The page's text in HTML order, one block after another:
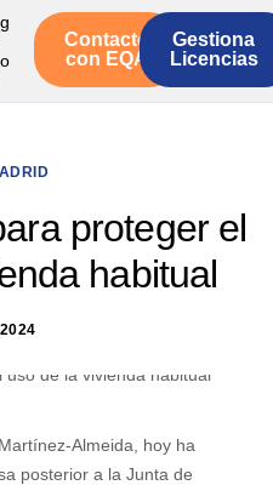
Contacto
con EQA
Gestiona
Licencias
proteger el
habitual
Almeida, hoy ha
posterior a la Junta de